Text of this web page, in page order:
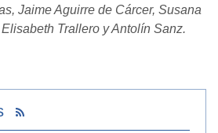
Jaime Aguirre de Cárcer, Susana
Trallero y Antolín Sanz.